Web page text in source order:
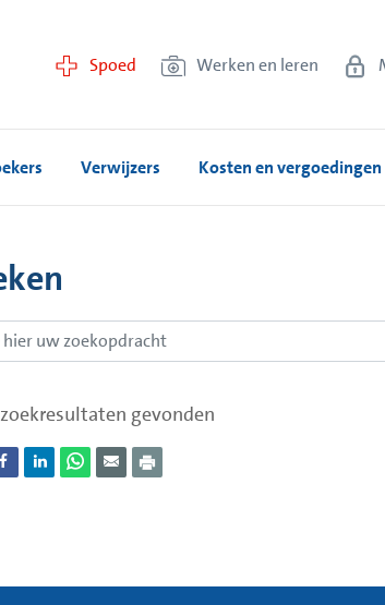
Spoed Werken en leren
Verwijzers Kosten en vergoedingen
gevonden